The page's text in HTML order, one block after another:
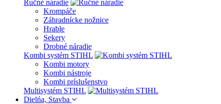
Ručné náradie
Krompáče
Záhradnícke nožnice
Hrable
Sekery
Drobné náradie
Kombi systém STIHL
Kombi motory
Kombi nástroje
Kombi príslušenstvo
Multisystém STIHL
Dielńa, Stavba